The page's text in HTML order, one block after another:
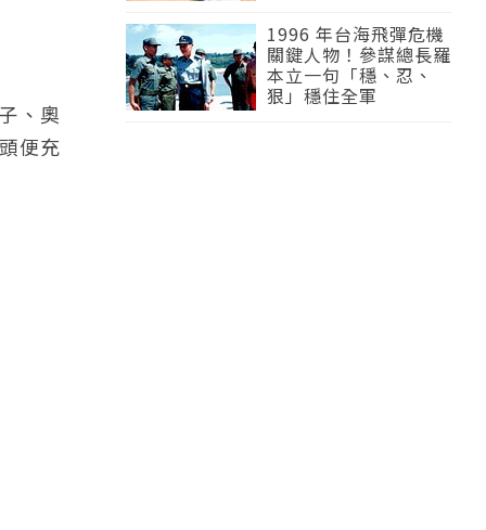
、奧
便充
1996 年台海飛彈危機
關鍵人物！參謀總長羅
本立一句「穩、忍、
狠」穩住全軍